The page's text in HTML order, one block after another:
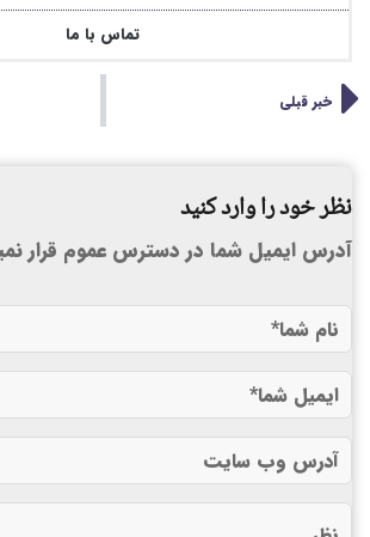
تماس با ما
خبر قبلی
نظر خود را وارد کنید
آدرس ایمیل شما در دسترس عموم قرار